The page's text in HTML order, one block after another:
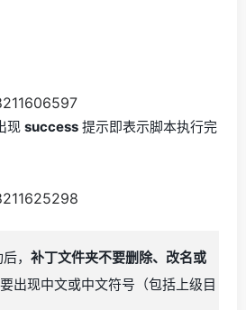
现 success 提示即表示脚本执行完
， 补丁文件夹不要删除、改名或
出现中文或中文符号（包括上级目